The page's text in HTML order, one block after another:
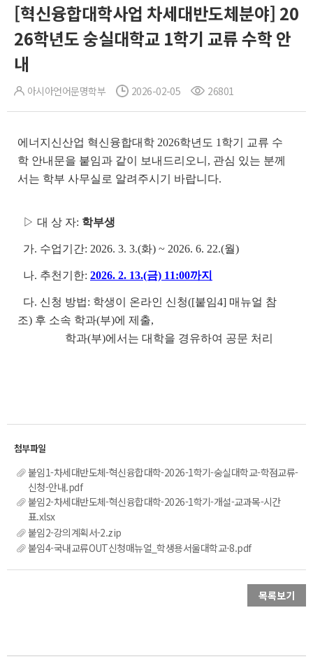
[혁신융합대학사업 차세대반도체분야] 20
26학년도 숭실대학교 1학기 교류 수학 안
내
아시아언어문명학부 2026-02-05 26801
에너지신산업 혁신융합대학 2026학년도 1학기 교류 수
학 안내문을 붙임과 같이 보내드리오니, 관심 있는 분께
서는 학부 사무실로 알려주시기 바랍니다.
▷ 대 상 자: 학부생
가. 수업기간: 2026. 3. 3.(화) ~ 2026. 6. 22.(월)
나. 추천기한: 2026. 2. 13.(금) 11:00까지
다. 신청 방법: 학생이 온라인 신청([붙임4] 매뉴얼 참
조) 후 소속 학과(부)에 제출,
학과(부)에서는 대학을 경유하여 공문 처리
붙임1-차세대반도체-혁신융합대학-2026-1학기-숭실대학교-학점교류-
신청-안내.pdf
붙임2-차세대반도체-혁신융합대학-2026-1학기-개설-교과목-시간
표.xlsx
붙임2-강의계획서-2.zip
붙임4-국내교류OUT신청매뉴얼_학생용서울대학교-8.pdf
목록보기